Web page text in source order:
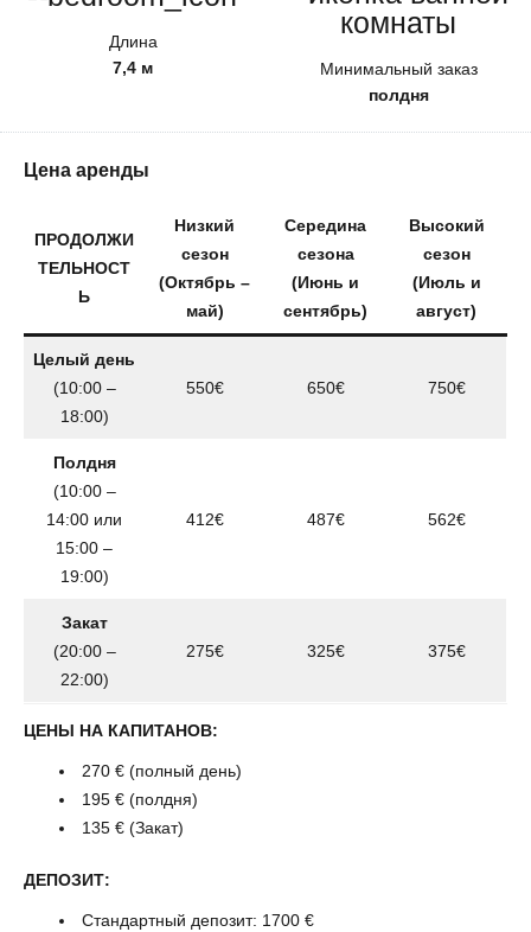
Длина
7,4 м
Минимальный заказ
полдня
Цена аренды
ПРОДОЛЖИ
ТЕЛЬНОСТ
Ь
Низкий
сезон
(Октябрь –
май)
Середина
сезона
(Июнь и
сентябрь)
Высокий
сезон
(Июль и
август)
Целый день
(10:00 –
18:00)
550€ 650€ 750€
Полдня
(10:00 –
14:00 или
15:00 –
19:00)
412€ 487€ 562€
Закат
(20:00 –
22:00)
275€ 325€ 375€
ЦЕНЫ НА КАПИТАНОВ:
270 € (полный день)
195 € (полдня)
135 € (Закат)
ДЕПОЗИТ:
Стандартный депозит: 1700 €